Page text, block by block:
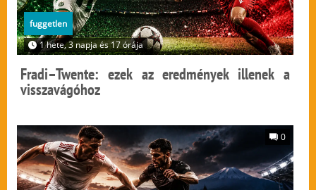
fuggetlen
1 hete, 3 napja és 17 órája
Fradi–Twente: ezek az eredmények illenek a
visszavágóhoz
0